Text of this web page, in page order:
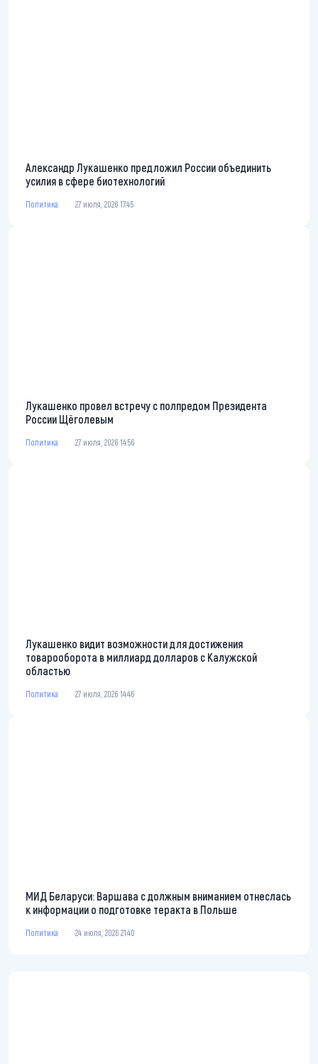
Александр Лукашенко предложил России объединить
усилия в сфере биотехнологий
Политика 27 июля, 2026 17:45
Лукашенко провел встречу с полпредом Президента
России Щёголевым
Политика 27 июля, 2026 14:56
Лукашенко видит возможности для достижения
товарооборота в миллиард долларов с Калужской
областью
Политика 27 июля, 2026 14:46
МИД Беларуси: Варшава с должным вниманием отнеслась
к информации о подготовке теракта в Польше
Политика 24 июля, 2026 21:40